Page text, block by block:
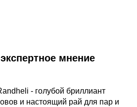
мнение
- голубой бриллиант
и настоящий рай для пар и